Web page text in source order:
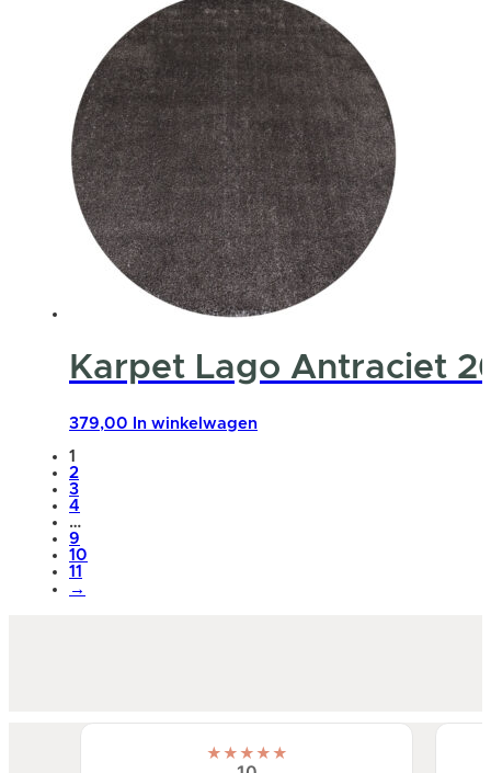
Karpet Lago Antraciet
379,00
In winkelwagen
1
2
3
4
…
9
10
11
→
★★★★★